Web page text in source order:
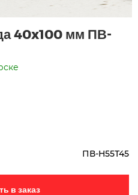
40x100 мм ПВ-
ПВ-Н55Т45
Добавить в заказ